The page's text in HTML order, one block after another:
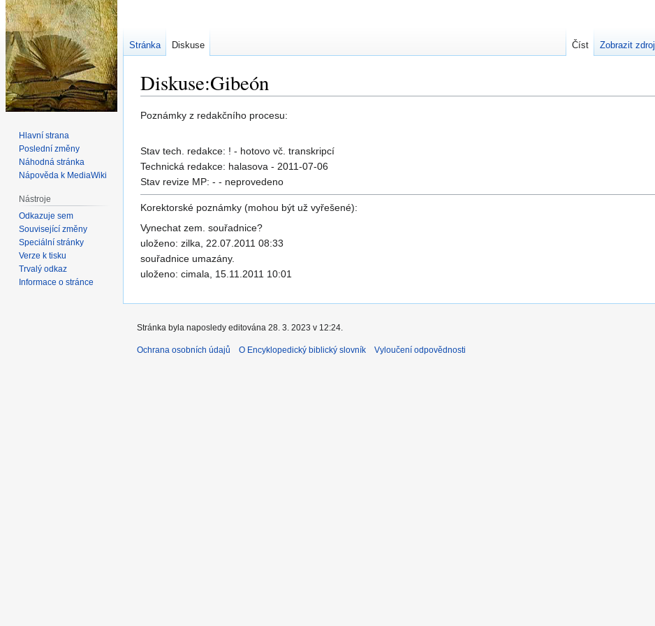
Diskuse:Gibeón
Skočit
navigaci
Skočit
vyhledávání
Poznámky z redakčního procesu:
Stav tech. redakce: ! - hotovo vč. transkripcí
Technická redakce: halasova - 2011-07-06
Stav revize MP: - - neprovedeno
Korektorské poznámky (mohou být už vyřešené):
Vynechat zem. souřadnice?
uloženo: zilka, 22.07.2011 08:33
souřadnice umazány.
uloženo: cimala, 15.11.2011 10:01
Stránka Diskuse Číst Zobrazit zdroj
Hlavní strana
Poslední změny
Náhodná stránka
Nápověda k MediaWiki
Nástroje
Odkazuje sem
Související změny
Speciální stránky
Verze k tisku
Trvalý odkaz
Informace o stránce
Stránka byla naposledy editována 28. 3. 2023 v 12:24.
Ochrana osobních údajů O Encyklopedický biblický slovník Vyloučení odpovědnosti